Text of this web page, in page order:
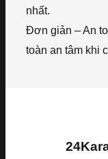
nhất.
Đơn giản – An
toàn an tâm khi